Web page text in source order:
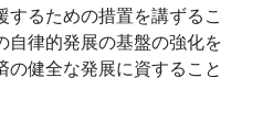
するための措置を講ずるこ
自律的発展の基盤の強化を
の健全な発展に資すること